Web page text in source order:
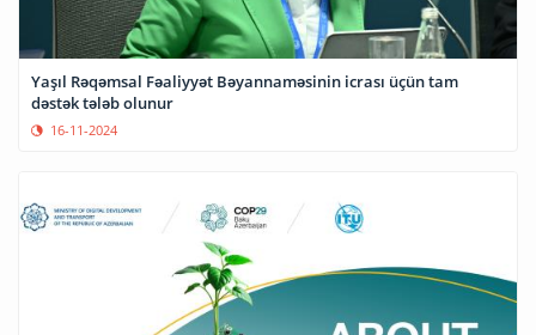
Yaşıl Rəqəmsal Fəaliyyət Bəyannaməsinin icrası üçün tam
dəstək tələb olunur
16-11-2024